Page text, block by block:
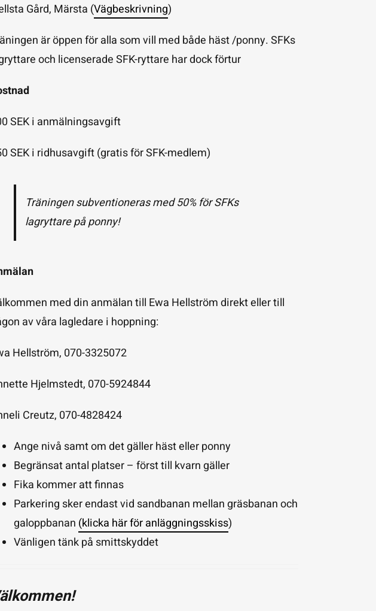
Gård, Märsta (Vägbeskrivning)
är öppen för alla som vill med både häst /ponny. SFKs
och licenserade SFK-ryttare har dock förtur
SEK i anmälningsavgift
SEK i ridhusavgift (gratis för SFK-medlem)
Träningen subventioneras med 50% för SFKs
lagryttare på ponny!
med din anmälan till Ewa Hellström direkt eller till
av våra lagledare i hoppning:
Hellström, 070-3325072
Hjelmstedt, 070-5924844
Creutz, 070-4828424
Ange nivå samt om det gäller häst eller ponny
Begränsat antal platser – först till kvarn gäller
Fika kommer att finnas
Parkering sker endast vid sandbanan mellan gräsbanan och
galoppbanan (klicka här för anläggningsskiss)
Vänligen tänk på smittskyddet